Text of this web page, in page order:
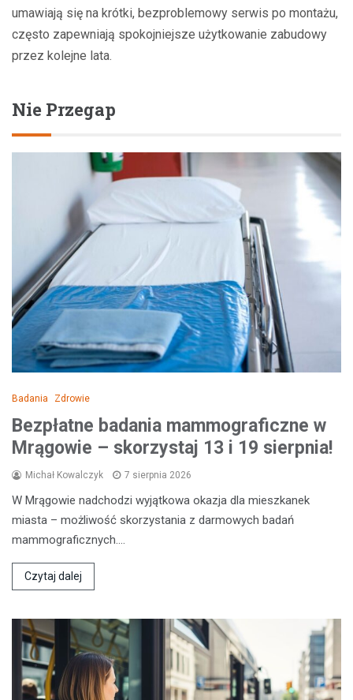
umawiają się na krótki, bezproblemowy serwis po montażu,
często zapewniają spokojniejsze użytkowanie zabudowy
przez kolejne lata.
Nie Przegap
Badania Zdrowie
Bezpłatne badania mammograficzne w
Mrągowie – skorzystaj 13 i 19 sierpnia!
Michał Kowalczyk 7 sierpnia 2026
W Mrągowie nadchodzi wyjątkowa okazja dla mieszkanek
miasta – możliwość skorzystania z darmowych badań
mammograficznych.…
Czytaj dalej